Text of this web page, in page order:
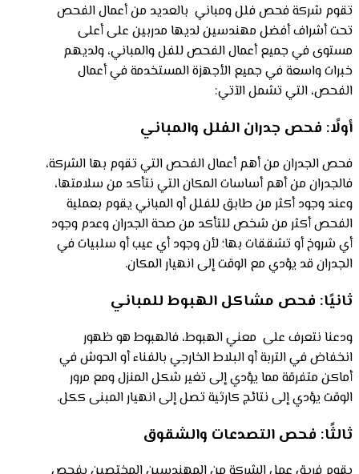
تقوم شركة فحص فلل ومباني بالعديد من أعمال الفحص
تحت أشراف أفضل مهندسين لديها مدربين على أعلى
مستوى في جميع أعمال الفحص للفل والمباني، ولديهم
خبرات واسعة في جميع الأجهزة المستخدمة في أعمال
الفحص، التي تشمل الآتي:
أولًا: فحص جدران الفلل والمباني
فحص الجدران من أهم أعمال الفحص التي تقوم بها الشركة،
فالجدران من أهم أساسات المكان التي نتأكد من سلامتها،
وعند وجود أكثر من طابق للفلل أو المباني يقوم بعملية
الفحص أكثر من شخص للتأكد من صحة الجدران وعدم وجود
أي شروخ أو تشققات بها؛ لأن وجود أي عيب أو سلبيات في
الجدران قد يؤدي مع الوقت إلى انهيار المكان.
ثانيًا: فحص مشاكل الهبوط للمباني
ودعنا نتعرف على معني الهبوط، فالهبوط هو ظهور
انخفاض في التربة أو البلاط الخارجي بالفناء أو الحوش في
أماكن متفرقة مما يؤدي إلى تغير شكل المنزل ومع مرور
الوقت يؤدي إلى نتائج كارثية تصل إلى انهيار المبنى ككل.
ثالثًا: فحص التصدعات والشقوق